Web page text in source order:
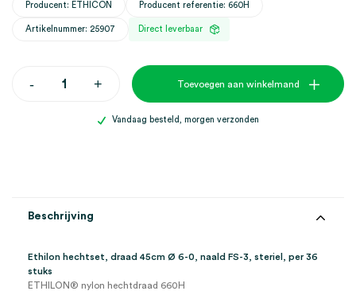
Producent: ETHICON Producent referentie: 660H
Artikelnummer: 25907 Direct leverbaar
-Ethilon
aantal
+ Toevoegen aan winkelmand
Vandaag besteld, morgen verzonden
Beschrijving
Ethilon hechtset, draad 45cm Ø 6-0, naald FS-3, steriel, per 36
stuks
ETHILON® nylon hechtdraad 660H